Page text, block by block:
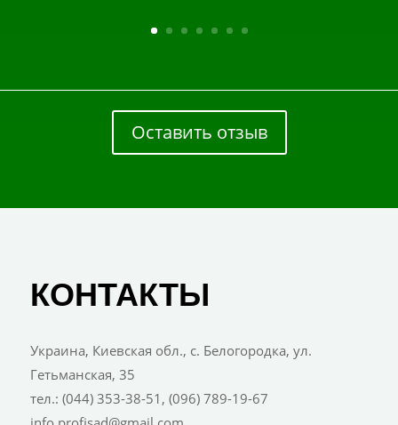
Оставить отзыв
КОНТАКТЫ
Украина, Киевская обл., с. Белогородка, ул.
Гетьманская, 35
тел.: (044) 353-38-51, (096) 789-19-67